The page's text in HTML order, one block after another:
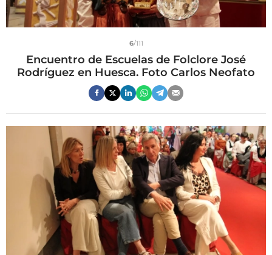
6/111
Encuentro de Escuelas de Folclore José
Rodríguez en Huesca. Foto Carlos Neofato